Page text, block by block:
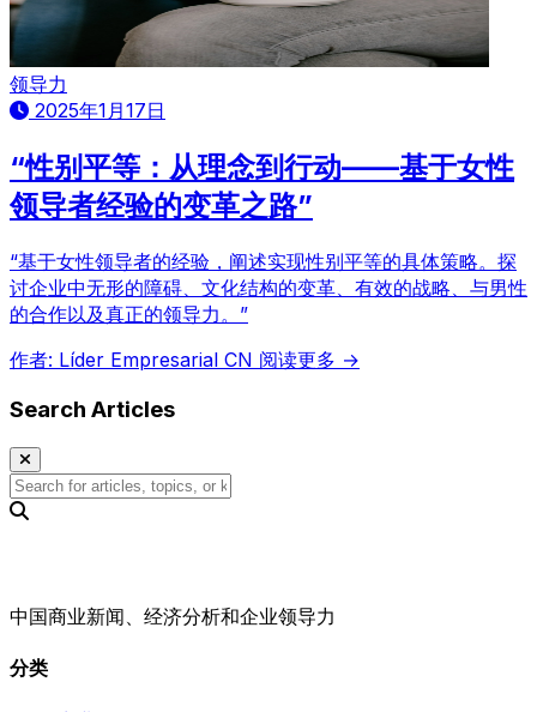
领导力
2025年1月17日
“性别平等：从理念到行动——基于女性
领导者经验的变革之路”
“基于女性领导者的经验，阐述实现性别平等的具体策略。探
讨企业中无形的障碍、文化结构的变革、有效的战略、与男性
的合作以及真正的领导力。”
作者: Líder Empresarial CN 阅读更多 →
Search Articles
中国商业新闻、经济分析和企业领导力
分类